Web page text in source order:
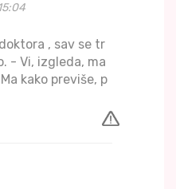
, sav se tr
- Vi, izgleda, ma
kako previše, p